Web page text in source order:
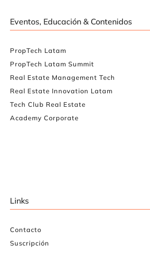
Eventos, Educación & Contenidos
PropTech Latam
PropTech Latam Summit
Real Estate Management Tech
Real Estate Innovation Latam
Tech Club Real Estate
Academy Corporate
Links
Contacto
Suscripción